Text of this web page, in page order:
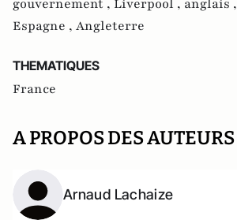
gouvernement , Liverpool , anglais ,
Espagne , Angleterre
THEMATIQUES
France
A PROPOS DES AUTEURS
Arnaud Lachaize